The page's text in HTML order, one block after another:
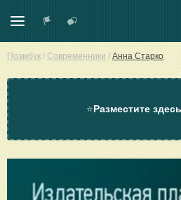
Поэмбук / Современники / Анна Старко
⭐Разместите